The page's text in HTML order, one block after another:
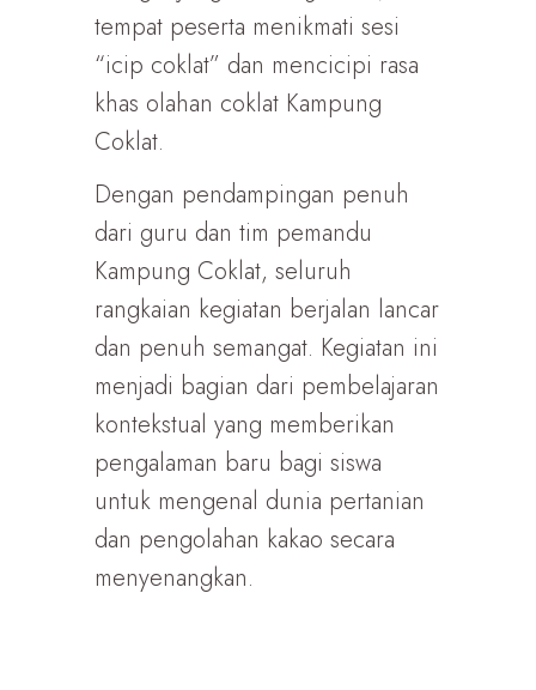
tempat peserta menikmati sesi
“icip coklat” dan mencicipi rasa
khas olahan coklat Kampung
Coklat.
Dengan pendampingan penuh
dari guru dan tim pemandu
Kampung Coklat, seluruh
rangkaian kegiatan berjalan lancar
dan penuh semangat. Kegiatan ini
menjadi bagian dari pembelajaran
kontekstual yang memberikan
pengalaman baru bagi siswa
untuk mengenal dunia pertanian
dan pengolahan kakao secara
menyenangkan.